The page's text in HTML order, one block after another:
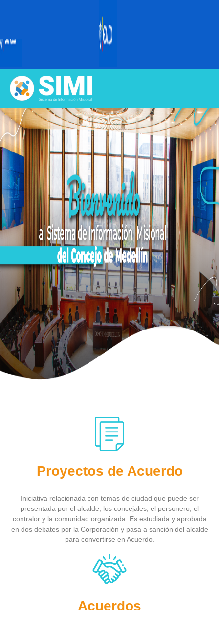
Proyectos de Acuerdo
Iniciativa relacionada con temas de ciudad que puede ser
presentada por el alcalde, los concejales, el personero, el
contralor y la comunidad organizada. Es estudiada y aprobada
en dos debates por la Corporación y pasa a sanción del alcalde
para convertirse en Acuerdo.
Acuerdos